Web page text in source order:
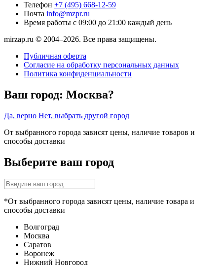
Телефон +7 (495) 668-12-59
Почта info@mzpr.ru
Время работы с 09:00 до 21:00 каждый день
mirzap.ru © 2004–2026. Все права защищены.
Публичная оферта
Согласие на обработку персональных данных
Политика конфиденциальности
Ваш город: Москва?
Да, верно Нет, выбрать другой город
От выбранного города зависят цены, наличие товаров и
способы доставки
Выберите ваш город
*От выбранного города зависят цены, наличие товара и
способы доставки
Волгоград
Москва
Саратов
Воронеж
Нижний Новгород